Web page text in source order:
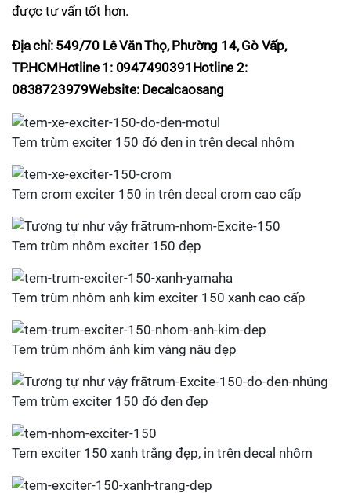
được tư vấn tốt hơn.
Địa chỉ: 549/70 Lê Văn Thọ, Phường 14, Gò Vấp,
TP.HCMHotline 1: 0947490391 Hotline 2:
0838723979Website: Decalcaosang
Tem trùm exciter 150 đỏ đen in trên decal nhôm
Tem crom exciter 150 in trên decal crom cao cấp
Tem trùm nhôm exciter 150 đẹp
Tem trùm nhôm anh kim exciter 150 xanh cao cấp
Tem trùm nhôm ánh kim vàng nâu đẹp
Tem trùm exciter 150 đỏ đen đẹp
Tem exciter 150 xanh trắng đẹp, in trên decal nhôm